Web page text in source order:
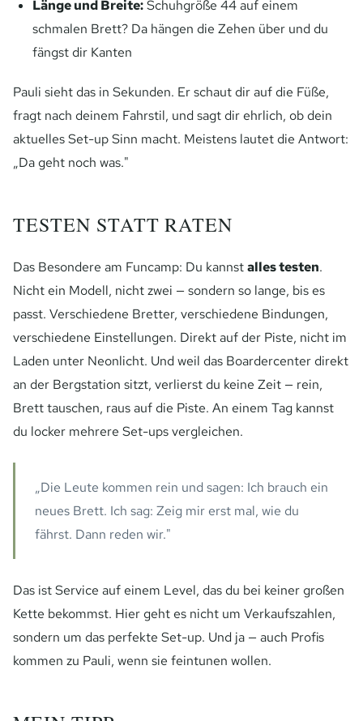
Länge und Breite:Schuhgröße 44 auf einem
schmalen Brett? Da hängen die Zehen über und du
fängst dir Kanten
Pauli sieht das in Sekunden. Er schaut dir auf die Füße,
fragt nach deinem Fahrstil, und sagt dir ehrlich, ob dein
aktuelles Set-up Sinn macht. Meistens lautet die Antwort:
„Da geht noch was."
TESTEN STATT RATEN
Das Besondere am Funcamp: Du kannstalles testen.
Nicht ein Modell, nicht zwei — sondern so lange, bis es
passt. Verschiedene Bretter, verschiedene Bindungen,
verschiedene Einstellungen. Direkt auf der Piste, nicht im
Laden unter Neonlicht. Und weil das Boardercenter direkt
an der Bergstation sitzt, verlierst du keine Zeit — rein,
Brett tauschen, raus auf die Piste. An einem Tag kannst
du locker mehrere Set-ups vergleichen.
„Die Leute kommen rein und sagen: Ich brauch ein
neues Brett. Ich sag: Zeig mir erst mal, wie du
fährst. Dann reden wir."
Das ist Service auf einem Level, das du bei keiner großen
Kette bekommst. Hier geht es nicht um Verkaufszahlen,
sondern um das perfekte Set-up. Und ja — auch Profis
kommen zu Pauli, wenn sie feintunen wollen.